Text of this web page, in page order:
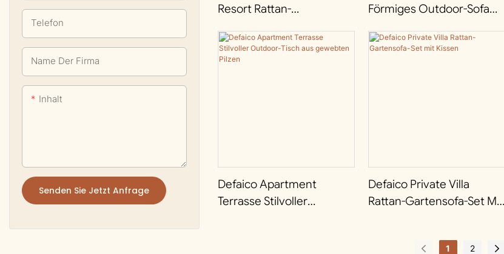
Telefon
Name Der Firma
Inhalt
Senden Sie Jetzt Anfrage
Resort Rattan-
Aluminiumrahmen-
Außenpools Mit
Förmiges Outdoor-Sofa
Und Rattangeflecht
Defaico Apartment
Terrasse Stilvoller
Defaico Private Villa
Rattan-Gartensofa-Set Mit
1 2